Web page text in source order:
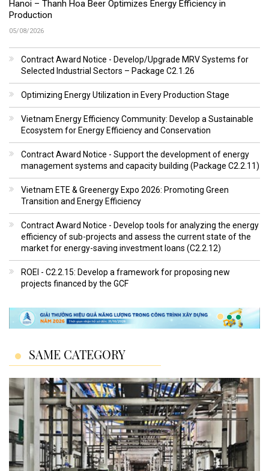
Hanoi – Thanh Hoa Beer Optimizes Energy Efficiency in
Production
05/08/2026
Contract Award Notice - Develop/Upgrade MRV Systems for
Selected Industrial Sectors – Package C2.1.26
Optimizing Energy Utilization in Every Production Stage
Vietnam Energy Efficiency Community: Develop a Sustainable
Ecosystem for Energy Efficiency and Conservation
Contract Award Notice - Support the development of energy
management systems and capacity building (Package C2.2.11)
Vietnam ETE & Greenergy Expo 2026: Promoting Green
Transition and Energy Efficiency
Contract Award Notice - Develop tools for analyzing the energy
efficiency of sub-projects and assess the current state of the
market for energy-saving investment loans (C2.2.12)
ROEI - C2.2.15: Develop a framework for proposing new
projects financed by the GCF
SAME CATEGORY